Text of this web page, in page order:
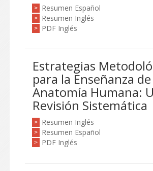
> Resumen Español
> Resumen Inglés
> PDF Inglés
Estrategias
para la Enseñanza
Anatomía Humana:
Revisión Sistemática
> Resumen Inglés
> Resumen Español
> PDF Inglés